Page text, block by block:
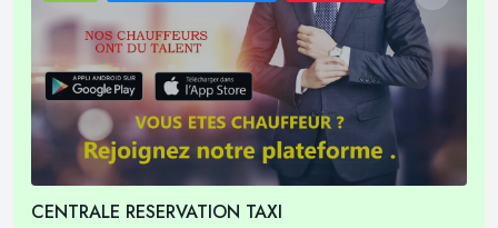
CENTRALE RESERVATION TAXI